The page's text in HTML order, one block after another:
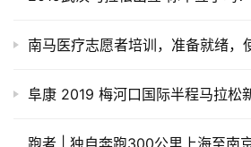
南马医疗志愿者培训，准备就绪，
阜康 2019 梅河口国际半程马拉松
跑者 | 独自奔跑300公里上海至南